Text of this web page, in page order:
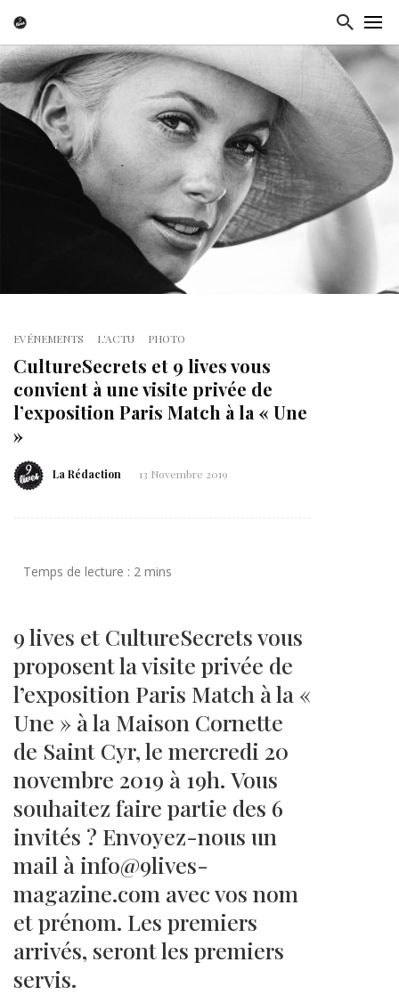
EVÉNEMENTS L'ACTU PHOTO
CultureSecrets et 9 lives vous
convient à une visite privée de
l’exposition Paris Match à la « Une
»
La Rédaction 13 Novembre 2019
9 lives et CultureSecrets vous
proposent la visite privée de
l’exposition Paris Match à la «
Une » à la Maison Cornette
de Saint Cyr, le mercredi 20
novembre 2019 à 19h. Vous
souhaitez faire partie des 6
invités ? Envoyez-nous un
mail à info@9lives-
magazine.com avec vos nom
et prénom. Les premiers
arrivés, seront les premiers
servis.